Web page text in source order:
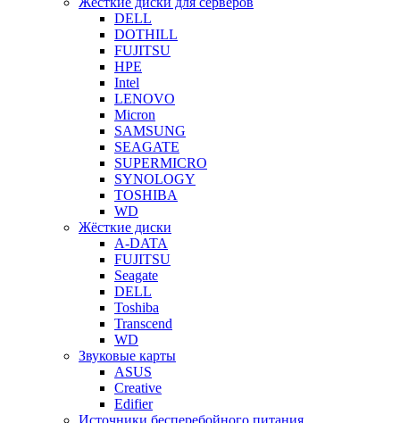
DELL
DOTHILL
FUJITSU
HPE
Intel
LENOVO
Micron
SAMSUNG
SEAGATE
SUPERMICRO
SYNOLOGY
TOSHIBA
WD
Жёсткие диски
A-DATA
FUJITSU
Seagate
DELL
Toshiba
Transcend
WD
Звуковые карты
ASUS
Creative
Edifier